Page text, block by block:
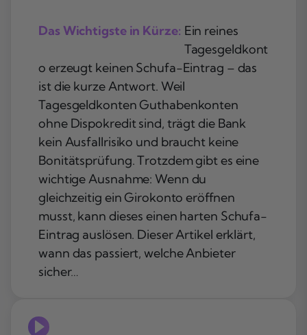
Das Wichtigste in Kürze: Ein reines
Tagesgeldkont
o erzeugt keinen Schufa-Eintrag – das
ist die kurze Antwort. Weil
Tagesgeldkonten Guthabenkonten
ohne Dispokredit sind, trägt die Bank
kein Ausfallrisiko und braucht keine
Bonitätsprüfung. Trotzdem gibt es eine
wichtige Ausnahme: Wenn du
gleichzeitig ein Girokonto eröffnen
musst, kann dieses einen harten Schufa-
Eintrag auslösen. Dieser Artikel erklärt,
wann das passiert, welche Anbieter
sicher…